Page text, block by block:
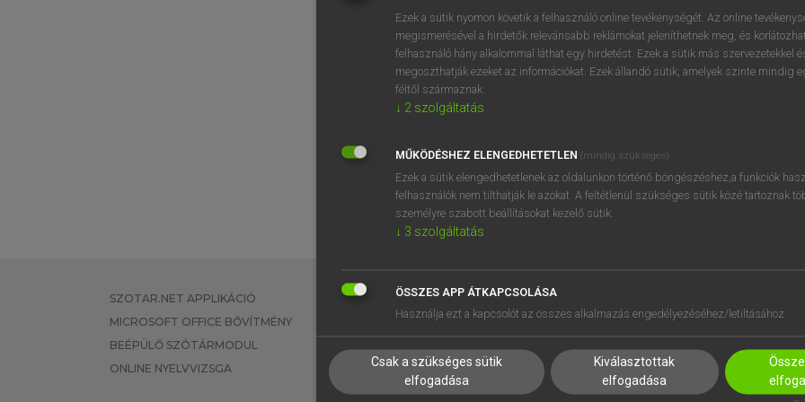
BELÉPÉS
próbaverziójának
regisztrálok ésbelépek.
REGISZTRÁCIÓ
SZOTAR.NET APPLIKÁCIÓ
MICROSOFT OFFICE BŐVÍTMÉNY
BEÉPÜLŐ SZÓTÁRMODUL
ONLINE NYELVVIZSGA
EGYÉNI FELHASZNÁLÓKNAK
TANULÓKNAK
VÁLLALATI MEGOLDÁSOK
SÚGÓ
RÓLUNK
SÜTI BEÁLLÍTÁSOK
Ezek a sütik nyomon követik a felhasználó online tevékenységét. Az online
megismerésével a hirdetők relevánsabb reklámokat jeleníthetnek meg, és
felhasználó hány alkalommal láthat egy hirdetést. Ezek a sütik más szervezetekkel
megoszthatják ezeket az információkat. Ezek állandó sütik, amelyek szinte mindig
féltől származnak.
↓ 2 szolgáltatás
MŰKÖDÉSHEZ ELENGEDHETETLEN (mindig szükséges)
Ezek a sütik elengedhetetlenek az oldalunkon történő böngészéshez,a funkciók
felhasználók nem tilthatják le azokat. A feltétlenül szükséges sütik közé tartoznak
személyre szabott beállításokat kezelő sütik.
↓ 3 szolgáltatás
ÖSSZES APP ÁTKAPCSOLÁSA
Használja ezt a kapcsolót az összes alkalmazás engedélyezéséhez/letiltásához.
Csak a szükséges sütik
elfogadása
Kiválasztottak
elfogadása